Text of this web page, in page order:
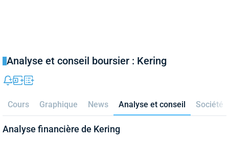
Analyse et conseil boursier : Kering
Cours Graphique News Analyse et conseil Société
Analyse financière de Kering